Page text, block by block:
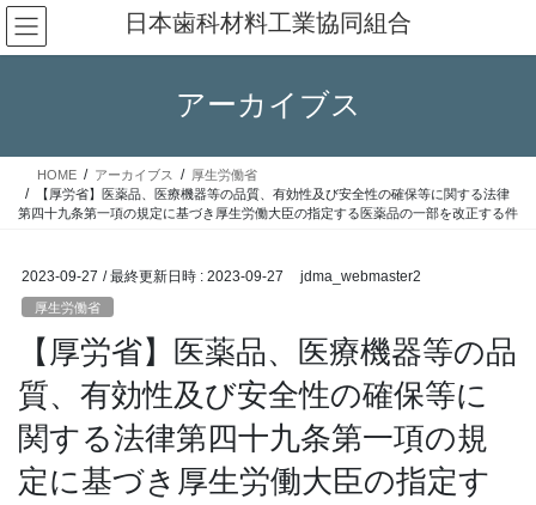
コ
ン
テ
ス
ナ
ビ
ゲ
ン
日本歯科材料工業協同組合
アーカイブス
HOME アーカイブス
厚生労働省
【厚労省】医薬品、医療機器等の品質、有効性及び安全性の確保等に関する法律
第四十九条第一項の規定に基づき厚生労働大臣の指定する医薬品の一部を改正する件
2023-09-27 / 最終更新日時 : 2023-09-27 jdma_webmaster2
厚生労働省
【厚労省】医薬品、医療機器等の品
質、有効性及び安全性の確保等に
関する法律第四十九条第一項の規
定に基づき厚生労働大臣の指定す